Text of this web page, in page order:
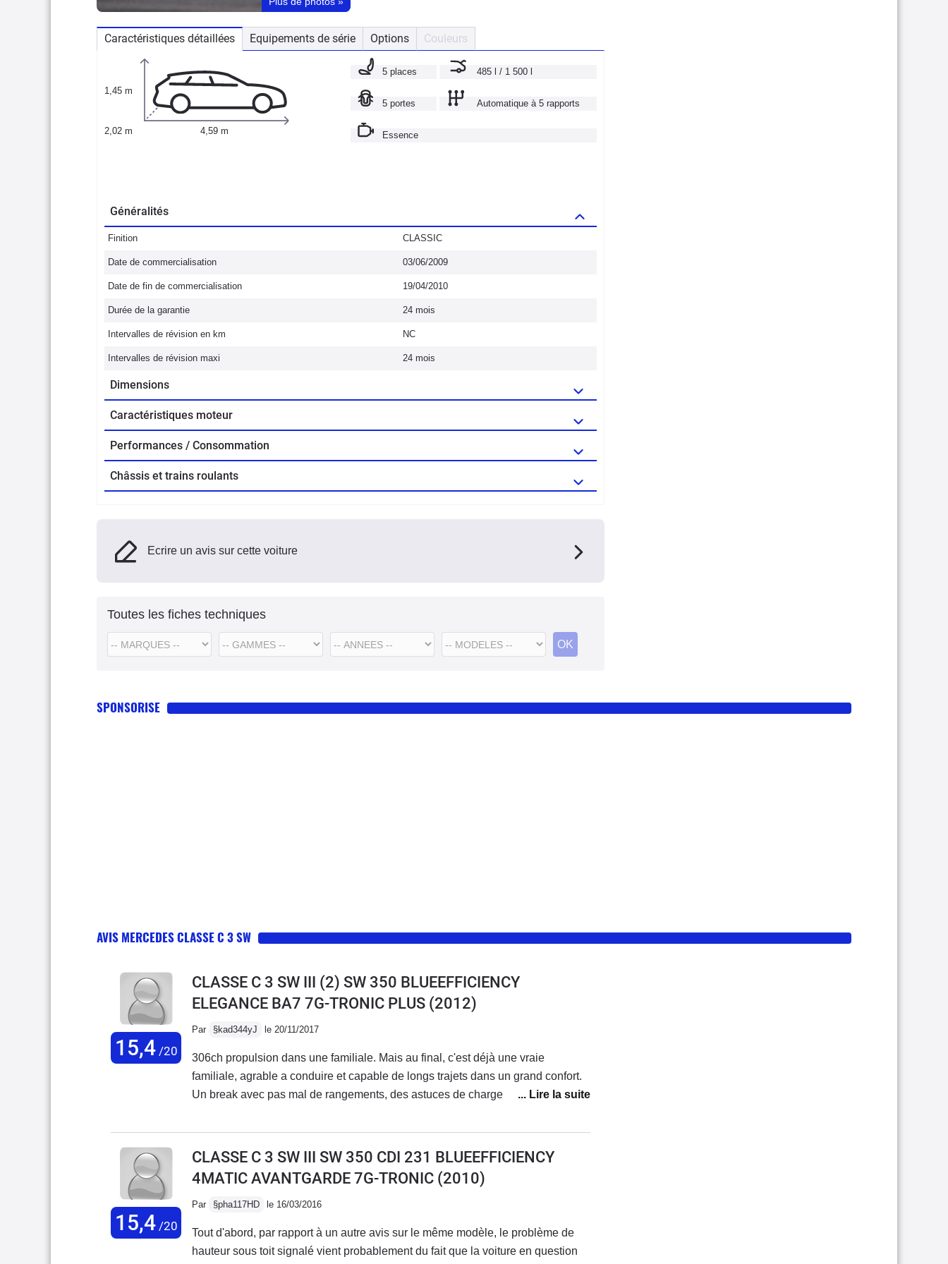
Caractéristiques détaillées Equipements de série Options Couleurs
1,45 m
2,02 m 4,59 m
5 places 485 l / 1 500 l
5 portes Automatique à 5 rapports
Essence
Généralités
Finition CLASSIC
Date de commercialisation 03/06/2009
Date de fin de commercialisation 19/04/2010
Durée de la garantie 24 mois
Intervalles de révision en km NC
Intervalles de révision maxi 24 mois
Dimensions
Caractéristiques moteur
Performances / Consommation
Châssis et trains roulants
Ecrire un avis sur cette voiture
Toutes les fiches techniques
SPONSORISE
AVIS MERCEDES CLASSE C 3 SW
15,4/20
CLASSE C 3 SW III (2) SW 350 BLUEEFFICIENCY
ELEGANCE BA7 7G-TRONIC PLUS (2012)
Par §kad344yJ le 20/11/2017
306ch propulsion dans une familiale. Mais au final, c'est déjà une vraie
familiale, agrable a conduire et capable de longs trajets dans un grand confort.
Un break avec pas mal de rangements, des astuces de chargements, et tout ce
puissance (compter 9.5l/100), sachant que sur autoroute, c'est plutot 8l/100.
Mais pas mal de pneus mangés (15 a 20000 km par train de pneus), ça va
rare, puisque c'est le pack élégance (avec l'étoile sur le capot à l'ancienne), et
le pack AMG pour le sport, même si le pac k se ressent sur chaussée dégradée,
15,4/20
CLASSE C 3 SW III SW 350 CDI 231 BLUEEFFICIENCY
4MATIC AVANTGARDE 7G-TRONIC (2010)
Par §pha117HD le 16/03/2016
Tout d'abord, par rapport à un autre avis sur le même modèle, le problème de
hauteur sous toit signalé vient probablement du fait que la voiture en question